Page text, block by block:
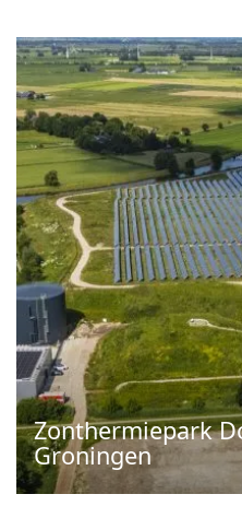
Zonthermiepark
Groningen